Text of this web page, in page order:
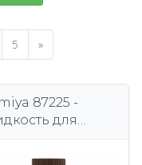
5 »
87225 -
для